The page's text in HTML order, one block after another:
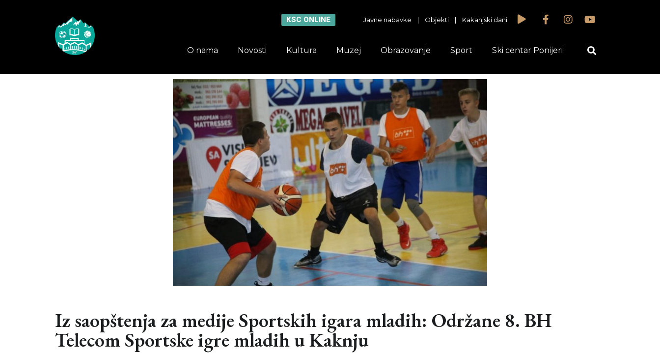
KSC ONLINE Javne nabavke | Objekti | Kakanjski dani
O nama Novosti Kultura Muzej Obrazovanje Sport Ski centar Ponijeri
Iz saopštenja za medije Sportskih igara mladih: Održane 8. BH
Telecom Sportske igre mladih u Kaknju